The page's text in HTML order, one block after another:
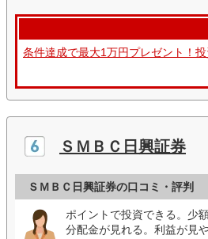
条件達成で最大1万円プレゼント！
ＳＭＢＣ日興証券
ＳＭＢＣ日興証券の口コミ・評判
ポイントで投資できる。少
分配金が見れる。利益が見